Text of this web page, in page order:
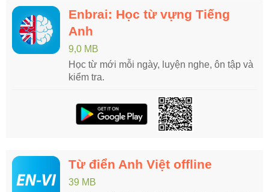
Enbrai: Học từ vựng Tiếng
Anh
9,0 MB
Học từ mới mỗi ngày, luyện nghe, ôn tập và
kiểm tra.
Từ điển Anh Việt offline
39 MB